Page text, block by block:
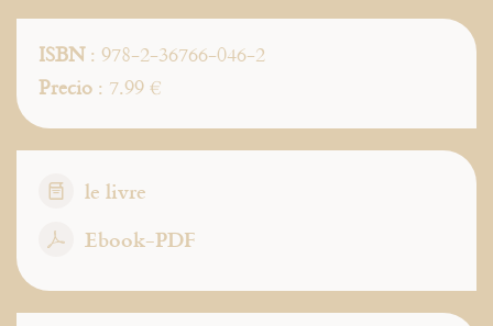
ISBN: 978-2-36766-046-2
Precio : 7.99 €
le livre
Ebook-PDF